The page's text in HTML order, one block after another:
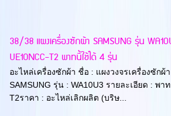
38/38 แผงเครื่องซักผ้า SAMSUNG รุ่น
UE10NCC-T2 พาทนี้ใช้ได้ 4 รุ่น
อะไหล่เครื่องซักผ้า ชื่อ : แผงวงจรเครื่องซักผ้
SAMSUNG รุ่น : WA10U3 รายละเอียด : พา
T2ราคา : อะไหล่เลิกผลิต (บริษ...